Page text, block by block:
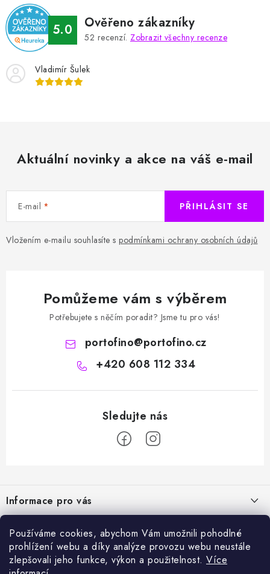
Používáme cookies, abychom Vám umožnili pohodlné
prohlížení webu a díky analýze provozu webu neustále
zlepšovali jeho funkce, výkon a použitelnost. Více
5.0 Ověřeno zákazníky
52 recenzí. Zobrazit všechny recenze
Vladimír Šulek
Aktuální novinky a akce na váš e-mail
E-mail
Vložením e-mailu souhlasíte s podmínkami ochrany osobních údajů
PŘIHLÁSIT SE
Pomůžeme vám s výběrem
Potřebujete s něčím poradit? Jsme tu pro vás!
portofino@portofino.cz
+420 608 112 334
p
a
Informace pro vás
Jak nakupovat
O nás
Sortiment
Chemie a péče o vozidla
Nejprodávanější